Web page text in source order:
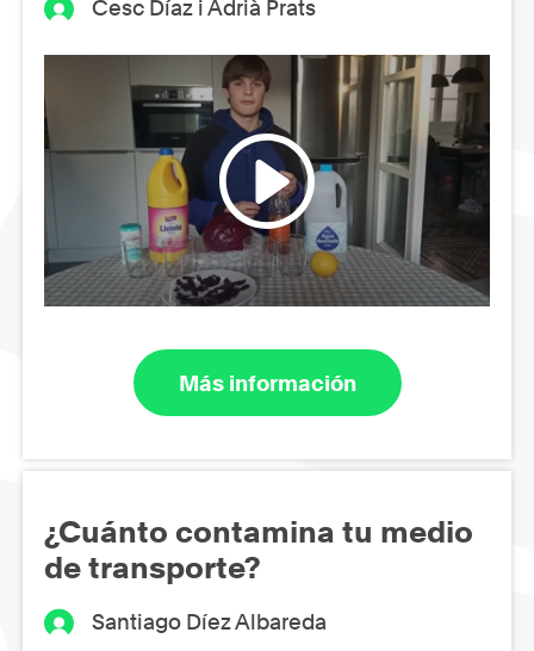
Cesc Díaz i Adrià Prats
Más información
¿Cuánto contamina tu medio
de transporte?
Santiago Díez Albareda